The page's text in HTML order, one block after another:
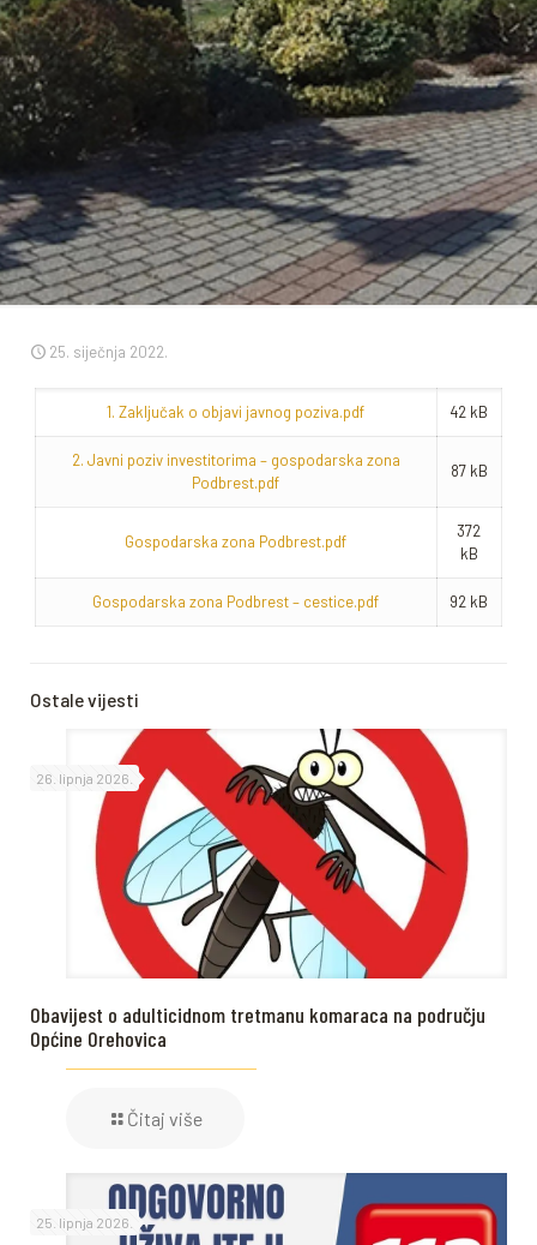
25. siječnja 2022.
1. Zaključak o objavi javnog poziva.pdf 42 kB
2. Javni poziv investitorima – gospodarska zona
Podbrest.pdf
87 kB
Gospodarska zona Podbrest.pdf
372
kB
Gospodarska zona Podbrest – cestice.pdf 92 kB
Ostale vijesti
26. lipnja 2026.
Obavijest o adulticidnom tretmanu komaraca na području
Općine Orehovica
Čitaj više
25. lipnja 2026.